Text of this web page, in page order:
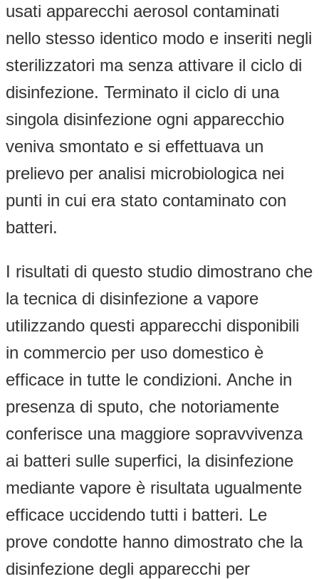
usati apparecchi aerosol contaminati
nello stesso identico modo e inseriti negli
sterilizzatori ma senza attivare il ciclo di
disinfezione. Terminato il ciclo di una
singola disinfezione ogni apparecchio
veniva smontato e si effettuava un
prelievo per analisi microbiologica nei
punti in cui era stato contaminato con
batteri.
I risultati di questo studio dimostrano che
la tecnica di disinfezione a vapore
utilizzando questi apparecchi disponibili
in commercio per uso domestico è
efficace in tutte le condizioni. Anche in
presenza di sputo, che notoriamente
conferisce una maggiore sopravvivenza
ai batteri sulle superfici, la disinfezione
mediante vapore è risultata ugualmente
efficace uccidendo tutti i batteri. Le
prove condotte hanno dimostrato che la
disinfezione degli apparecchi per